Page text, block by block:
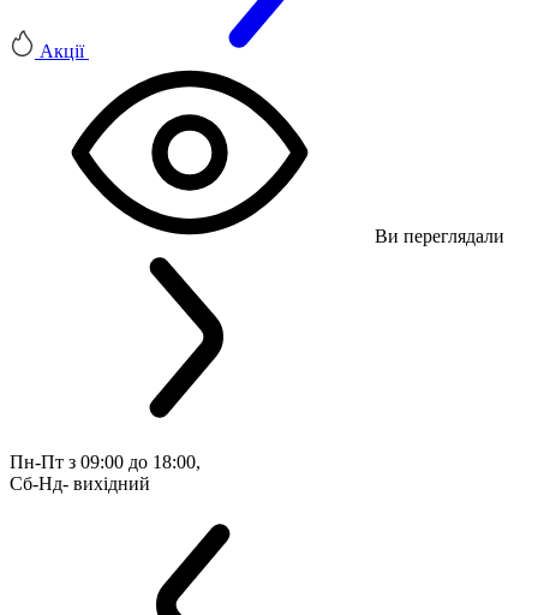
Акції
Ви переглядали
Пн-Пт з 09:00 до 18:00,
Сб-Нд- вихідний